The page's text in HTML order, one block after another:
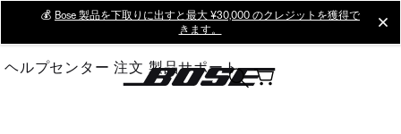
Main
💰 Bose 製品を下取りに出すと最大 ¥30,000 のクレジットを獲得で
きます。
ヘルプセンター 注文 製品サポート